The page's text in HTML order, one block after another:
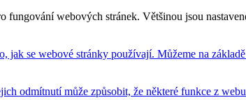
webových stránek. Většinou jsou
jak se webové stránky používají. Můžeme na
odmítnutí může způsobit, že některé funkce z